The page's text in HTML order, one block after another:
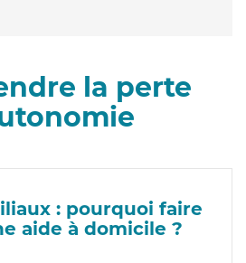
la perte
: pourquoi faire
aide à domicile ?